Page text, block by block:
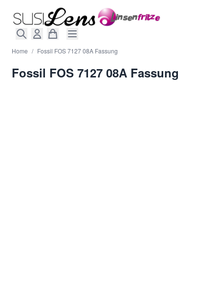
Home / Fossil FOS 7127 08A Fassung
Fossil FOS 7127 08A Fassung